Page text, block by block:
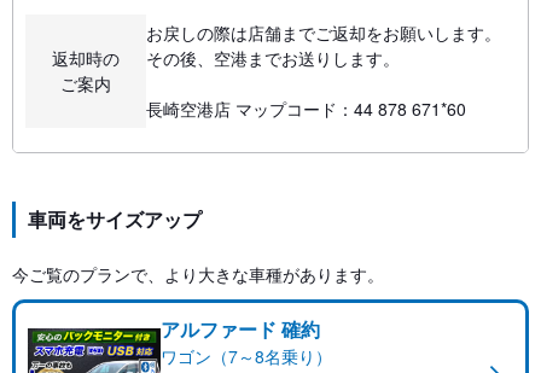
返却時の
ご案内
お戻しの際は店舗までご返却をお願いします。
その後、空港までお送りします。
長崎空港店 マップコード：44 878 671*60
車両をサイズアップ
今ご覧のプランで、より大きな車種があります。
アルファード 確約
ワゴン（7～8名乗り）